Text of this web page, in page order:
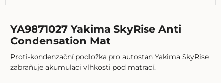
YA9871027 Yakima SkyRise Anti
Condensation Mat
Proti-kondenzační podložka pro autostan Yakima SkyRise
zabraňuje akumulaci vlhkosti pod matrací.